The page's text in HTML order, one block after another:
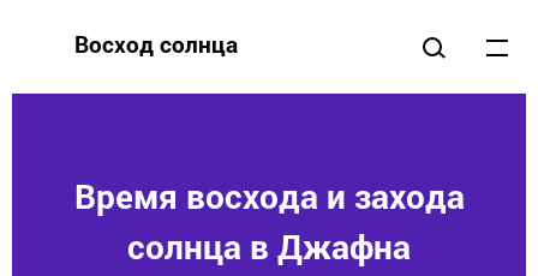
Восход солнца
Время восхода и захода
солнца в Джафна